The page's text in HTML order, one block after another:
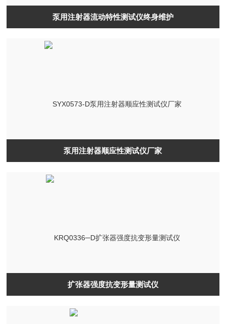
泵用注射器流动特性测试仪终身维护
泵用注射器顺应性测试仪厂家
扩张器强度抗变形量测试仪